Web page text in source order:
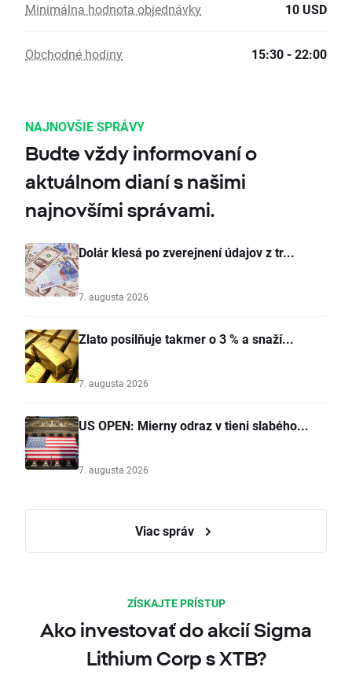
Minimálna hodnota objednávky 10 USD
Obchodné hodiny 15:30 - 22:00
NAJNOVŠIE SPRÁVY
Budte vždy informovaní o
aktuálnom dianí s našimi
najnovšími správami.
Dolár klesá po zverejnení údajov z tr...
7. augusta 2026
Zlato posilňuje takmer o 3 % a snaží...
7. augusta 2026
US OPEN: Mierny odraz v tieni slabého...
7. augusta 2026
Viac správ
ZÍSKAJTE PRÍSTUP
Ako investovať do akcií Sigma
Lithium Corp s XTB?